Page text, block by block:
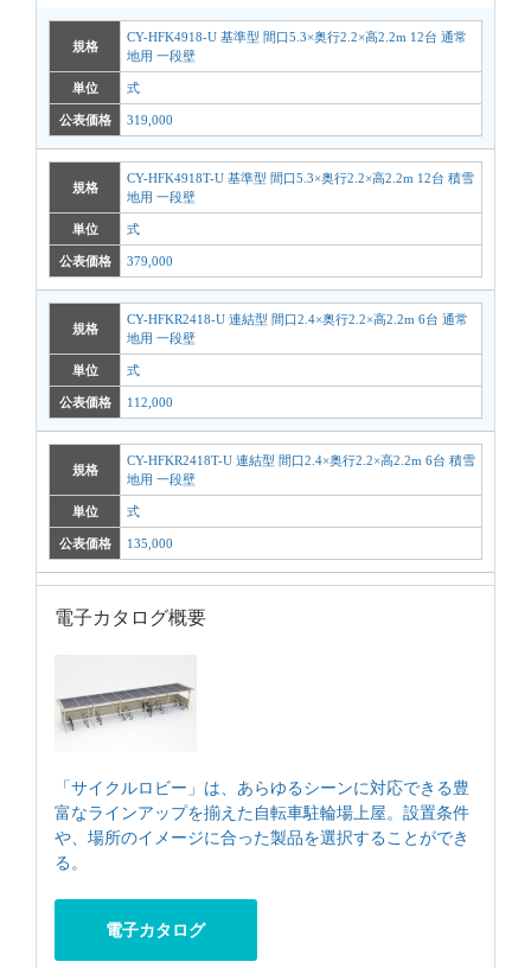
規格
CY-HFK4918-U 基準型 間口5.3×奥行2.2×高2.2m 12台 通常
地用 一段壁
単位 式
公表価格 319,000
規格
CY-HFK4918T-U 基準型 間口5.3×奥行2.2×高2.2m 12台 積雪
地用 一段壁
単位 式
公表価格 379,000
規格
CY-HFKR2418-U 連結型 間口2.4×奥行2.2×高2.2m 6台 通常
地用 一段壁
単位 式
公表価格 112,000
規格
CY-HFKR2418T-U 連結型 間口2.4×奥行2.2×高2.2m 6台 積雪
地用 一段壁
単位 式
公表価格 135,000
電子カタログ概要
「サイクルロビー」は、あらゆるシーンに対応できる豊
富なラインアップを揃えた自転車駐輪場上屋。設置条件
や、場所のイメージに合った製品を選択することができ
る。
電子カタログ